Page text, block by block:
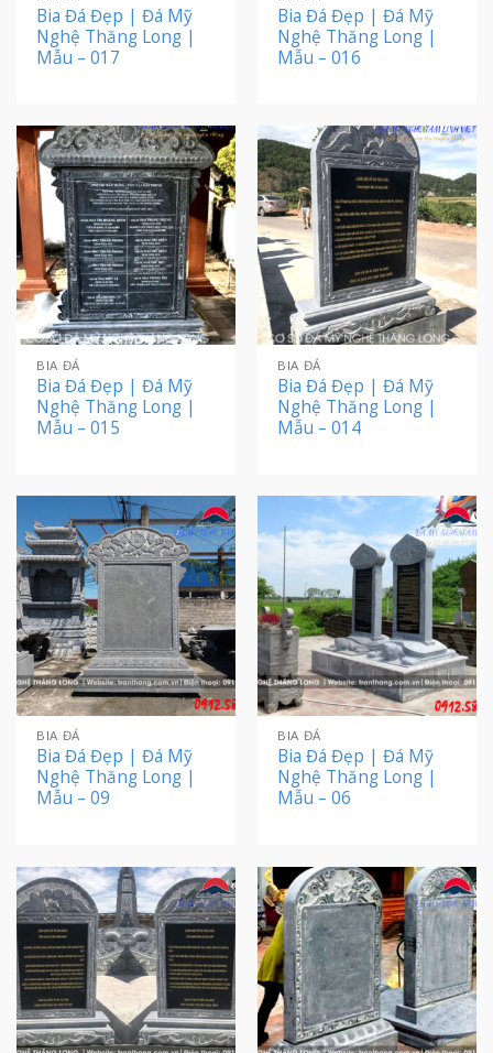
Bia Đá Đẹp | Đá Mỹ
Nghệ Thăng Long |
Mẫu – 017
Bia Đá Đẹp | Đá Mỹ
Nghệ Thăng Long |
Mẫu – 016
BIA ĐÁ
Bia Đá Đẹp | Đá Mỹ
Nghệ Thăng Long |
Mẫu – 015
BIA ĐÁ
Bia Đá Đẹp | Đá Mỹ
Nghệ Thăng Long |
Mẫu – 014
BIA ĐÁ
Bia Đá Đẹp | Đá Mỹ
Nghệ Thăng Long |
Mẫu – 09
BIA ĐÁ
Bia Đá Đẹp | Đá Mỹ
Nghệ Thăng Long |
Mẫu – 06